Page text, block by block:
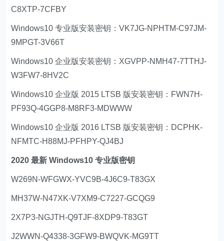
C8XTP-7CFBY
Windows10 专业版安装密钥：VK7JG-NPHTM-C97JM-
9MPGT-3V66T
Windows10 企业版安装密钥：XGVPP-NMH47-7TTHJ-
W3FW7-8HV2C
Windows10 企业版 2015 LTSB 版安装密钥：FWN7H-
PF93Q-4GGP8-M8RF3-MDWWW
Windows10 企业版 2016 LTSB 版安装密钥：DCPHK-
NFMTC-H88MJ-PFHPY-QJ4BJ
2020 最新 Windows10 专业版密钥
W269N-WFGWX-YVC9B-4J6C9-T83GX
MH37W-N47XK-V7XM9-C7227-GCQG9
2X7P3-NGJTH-Q9TJF-8XDP9-T83GT
J2WWN-Q4338-3GFW9-BWQVK-MG9TT